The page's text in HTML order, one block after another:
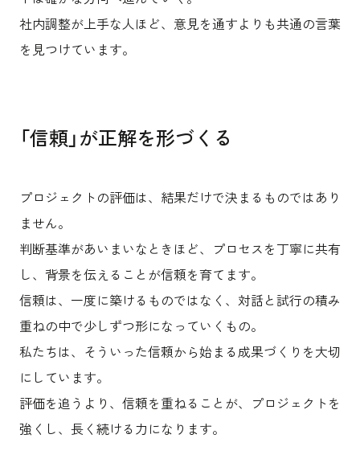
社内調整が上手な人ほど、意見を通すよりも共通の言葉
を見つけています。
「信頼」が正解を形づくる
プロジェクトの評価は、結果だけで決まるものではあり
ません。
判断基準があいまいなときほど、プロセスを丁寧に共有
し、背景を伝えることが信頼を育てます。
信頼は、一度に築けるものではなく、対話と試行の積み
重ねの中で少しずつ形になっていくもの。
私たちは、そういった信頼から始まる成果づくりを大切
にしています。
評価を追うより、信頼を重ねることが、プロジェクトを
強くし、長く続ける力になります。